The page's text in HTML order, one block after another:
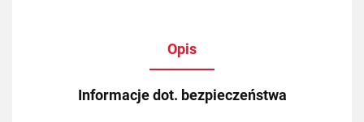
Opis
Informacje dot. bezpieczeństwa